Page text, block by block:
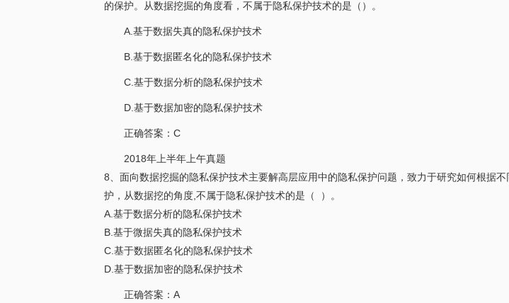
的保护。从数据挖掘的角度看，不属于隐私保护技术的是（）。
A.基于数据失真的隐私保护技术
B.基于数据匿名化的隐私保护技术
C.基于数据分析的隐私保护技术
D.基于数据加密的隐私保护技术
正确答案：C
2018年上半年上午真题
8、面向数据挖掘的隐私保护技术主要解高层应用中的隐私保护问题，致力于研究如何根据
护，从数据挖的角度,不属于隐私保护技术的是（ ）。
A.基于数据分析的隐私保护技术
B.基于微据失真的隐私保护技术
C.基于数据匿名化的隐私保护技术
D.基于数据加密的隐私保护技术
正确答案：A